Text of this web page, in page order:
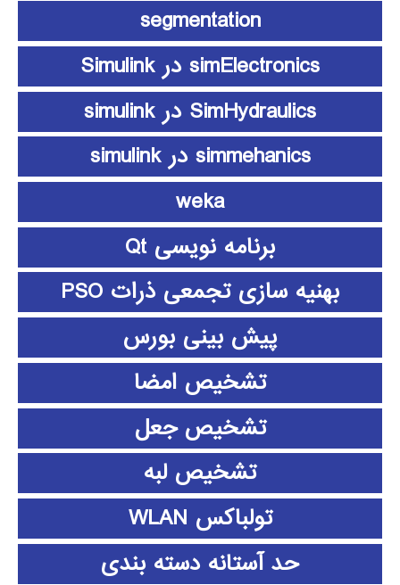
segmentation
simElectronics در Simulink
SimHydraulics در simulink
simmehanics در simulink
weka
برنامه نویسی Qt
بهنیه سازی تجمعی ذرات PSO
پیش بینی بورس
تشخیص امضا
تشخیص جعل
تشخیص لبه
تولباکس WLAN
حد آستانه دسته بندی